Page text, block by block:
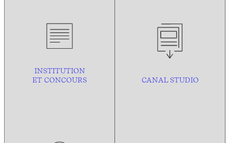
INSTITUTION
ET CONCOURS
CANAL STUDIO